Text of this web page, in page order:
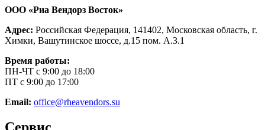
ООО «Риа Вендорз Восток»
Адрес: Российская Федерация, 141402, Московская область, г.
Химки, Вашутинское шоссе, д.15 пом. А.3.1
Время работы:
ПН-ЧТ с 9:00 до 18:00
ПТ с 9:00 до 17:00
Email: office@rheavendors.su